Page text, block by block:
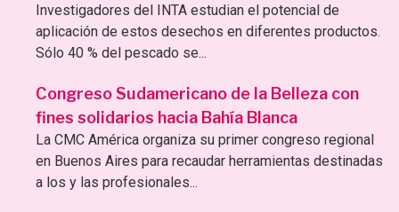
Investigadores del INTA estudian el potencial de
aplicación de estos desechos en diferentes productos.
Sólo 40 % del pescado se...
Congreso Sudamericano de la Belleza con
fines solidarios hacia Bahía Blanca
La CMC América organiza su primer congreso regional
en Buenos Aires para recaudar herramientas destinadas
a los y las profesionales...